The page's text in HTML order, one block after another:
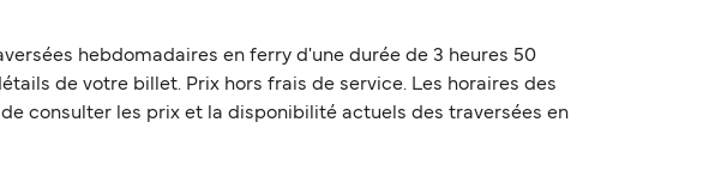
hebdomadaires en ferry d'une durée de 3 heures 50
de votre billet. Prix hors frais de service. Les horaires des
consulter les prix et la disponibilité actuels des traversées en